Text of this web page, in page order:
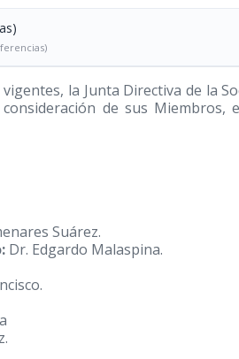
la Junta Directiva de la
de sus Miembros,
Suárez.
Dr. Edgardo Malaspina.